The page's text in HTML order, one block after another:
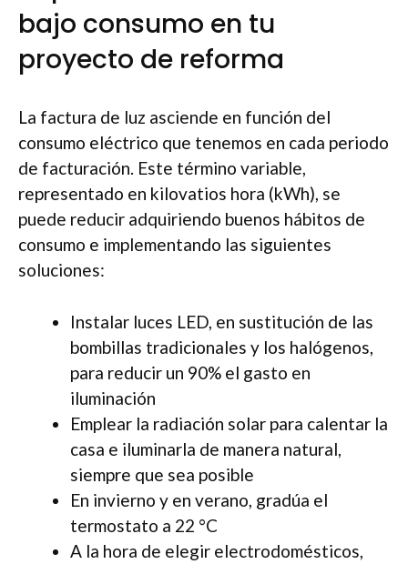
bajo consumo en tu
proyecto de reforma
La factura de luz asciende en función del
consumo eléctrico que tenemos en cada periodo
de facturación. Este término variable,
representado en kilovatios hora (kWh), se
puede reducir adquiriendo buenos hábitos de
consumo e implementando las siguientes
soluciones:
Instalar luces LED, en sustitución de las
bombillas tradicionales y los halógenos,
para reducir un 90% el gasto en
iluminación
Emplear la radiación solar para calentar la
casa e iluminarla de manera natural,
siempre que sea posible
En invierno y en verano, gradúa el
termostato a 22 °C
A la hora de elegir electrodomésticos,